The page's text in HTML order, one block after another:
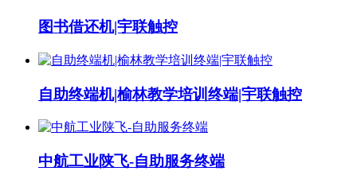
图书借还机|宇联触控
自助终端机|榆林教学培训终端|宇联触控
中航工业陕飞-自助服务终端